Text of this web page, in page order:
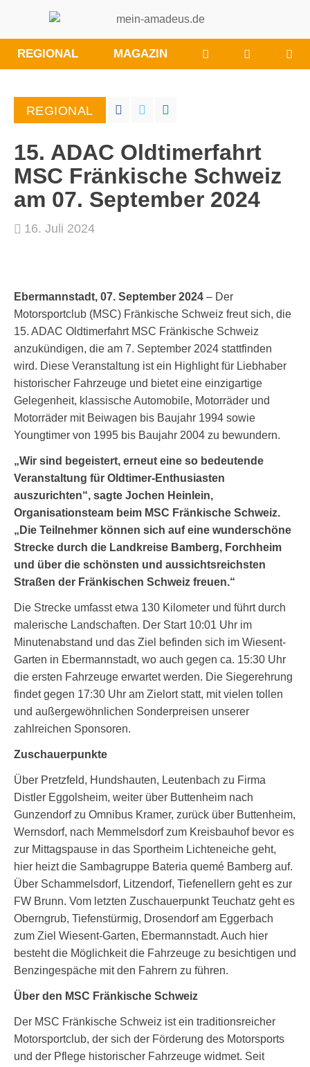
REGIONAL MAGAZIN WÜNSCHE/
SIE
REGIONAL
15. ADAC Oldtimerfahrt
MSC Fränkische Schweiz
am 07. September 2024
16. Juli 2024
Ebermannstadt, 07. September 2024 – Der
Motorsportclub (MSC) Fränkische Schweiz freut sich, die
15. ADAC Oldtimerfahrt MSC Fränkische Schweiz
anzukündigen, die am 7. September 2024 stattfinden
wird. Diese Veranstaltung ist ein Highlight für Liebhaber
historischer Fahrzeuge und bietet eine einzigartige
Gelegenheit, klassische Automobile, Motorräder und
Motorräder mit Beiwagen bis Baujahr 1994 sowie
Youngtimer von 1995 bis Baujahr 2004 zu bewundern.
„Wir sind begeistert, erneut eine so bedeutende
Veranstaltung für Oldtimer-Enthusiasten
auszurichten“, sagte Jochen Heinlein,
Organisationsteam beim MSC Fränkische Schweiz.
„Die Teilnehmer können sich auf eine wunderschöne
Strecke durch die Landkreise Bamberg, Forchheim
und über die schönsten und aussichtsreichsten
Straßen der Fränkischen Schweiz freuen.“
Die Strecke umfasst etwa 130 Kilometer und führt durch
malerische Landschaften. Der Start 10:01 Uhr im
Minutenabstand und das Ziel befinden sich im Wiesent-
Garten in Ebermannstadt, wo auch gegen ca. 15:30 Uhr
die ersten Fahrzeuge erwartet werden. Die Siegerehrung
findet gegen 17:30 Uhr am Zielort statt, mit vielen tollen
und außergewöhnlichen Sonderpreisen unserer
zahlreichen Sponsoren.
Zuschauerpunkte
Über Pretzfeld, Hundshauten, Leutenbach zu Firma
Distler Eggolsheim, weiter über Buttenheim nach
Gunzendorf zu Omnibus Kramer, zurück über Buttenheim,
Wernsdorf, nach Memmelsdorf zum Kreisbauhof bevor es
zur Mittagspause in das Sportheim Lichteneiche geht,
hier heizt die Sambagruppe Bateria quemé Bamberg auf.
Über Schammelsdorf, Litzendorf, Tiefenellern geht es zur
FW Brunn. Vom letzten Zuschauerpunkt Teuchatz geht es
Oberngrub, Tiefenstürmig, Drosendorf am Eggerbach
zum Ziel Wiesent-Garten, Ebermannstadt. Auch hier
besteht die Möglichkeit die Fahrzeuge zu besichtigen und
Benzingespäche mit den Fahrern zu führen.
Über den MSC Fränkische Schweiz
Der MSC Fränkische Schweiz ist ein traditionsreicher
Motorsportclub, der sich der Förderung des Motorsports
und der Pflege historischer Fahrzeuge widmet. Seit